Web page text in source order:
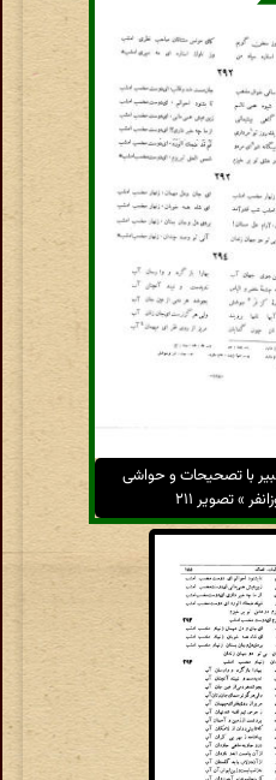
با تصحیحات و حواشی
» تصویر ۲۱۱